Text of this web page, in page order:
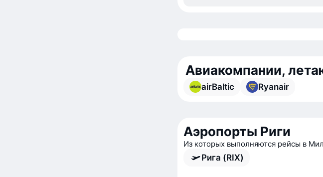
Авиакомпании,
airBaltic Ryanair
Аэропорты Риги
Из которых выполняются рейсы в
Рига (RIX)